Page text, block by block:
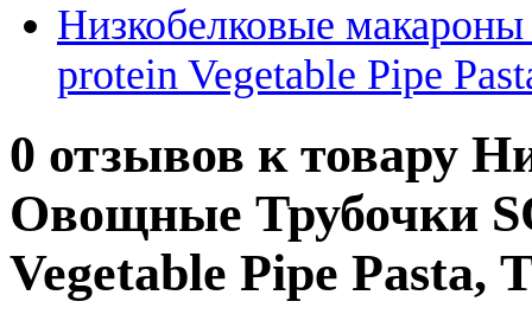
Низкобелковые
protein Vegetable Pipe
0 отзывов к товару
Овощные Трубочки
Vegetable Pipe Pasta,